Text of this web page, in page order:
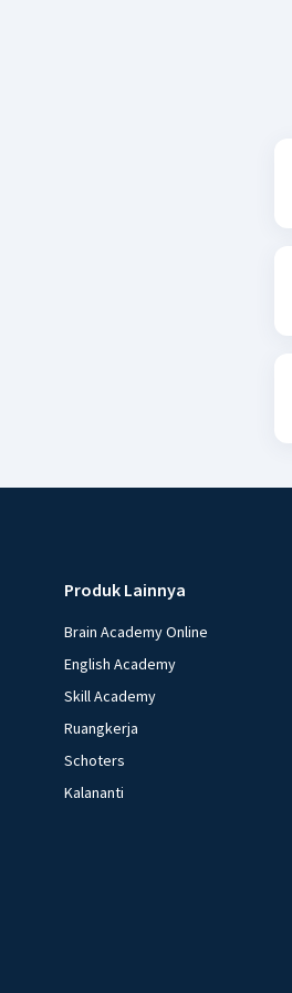
Produk Lainnya
Brain Academy Online
English Academy
Skill Academy
Ruangkerja
Schoters
Kalananti